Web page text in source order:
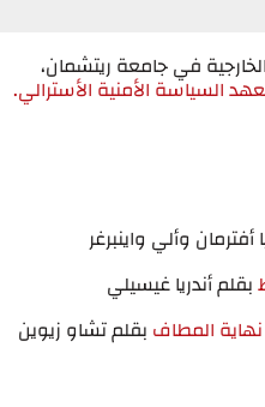
في جامعة ريتشمان،
السياسة الأمنية الأسترالي.
أفترمان وألي واينبرغر
بقلم أندريا غيسيلي
المطاف بقلم تشاو زيوين